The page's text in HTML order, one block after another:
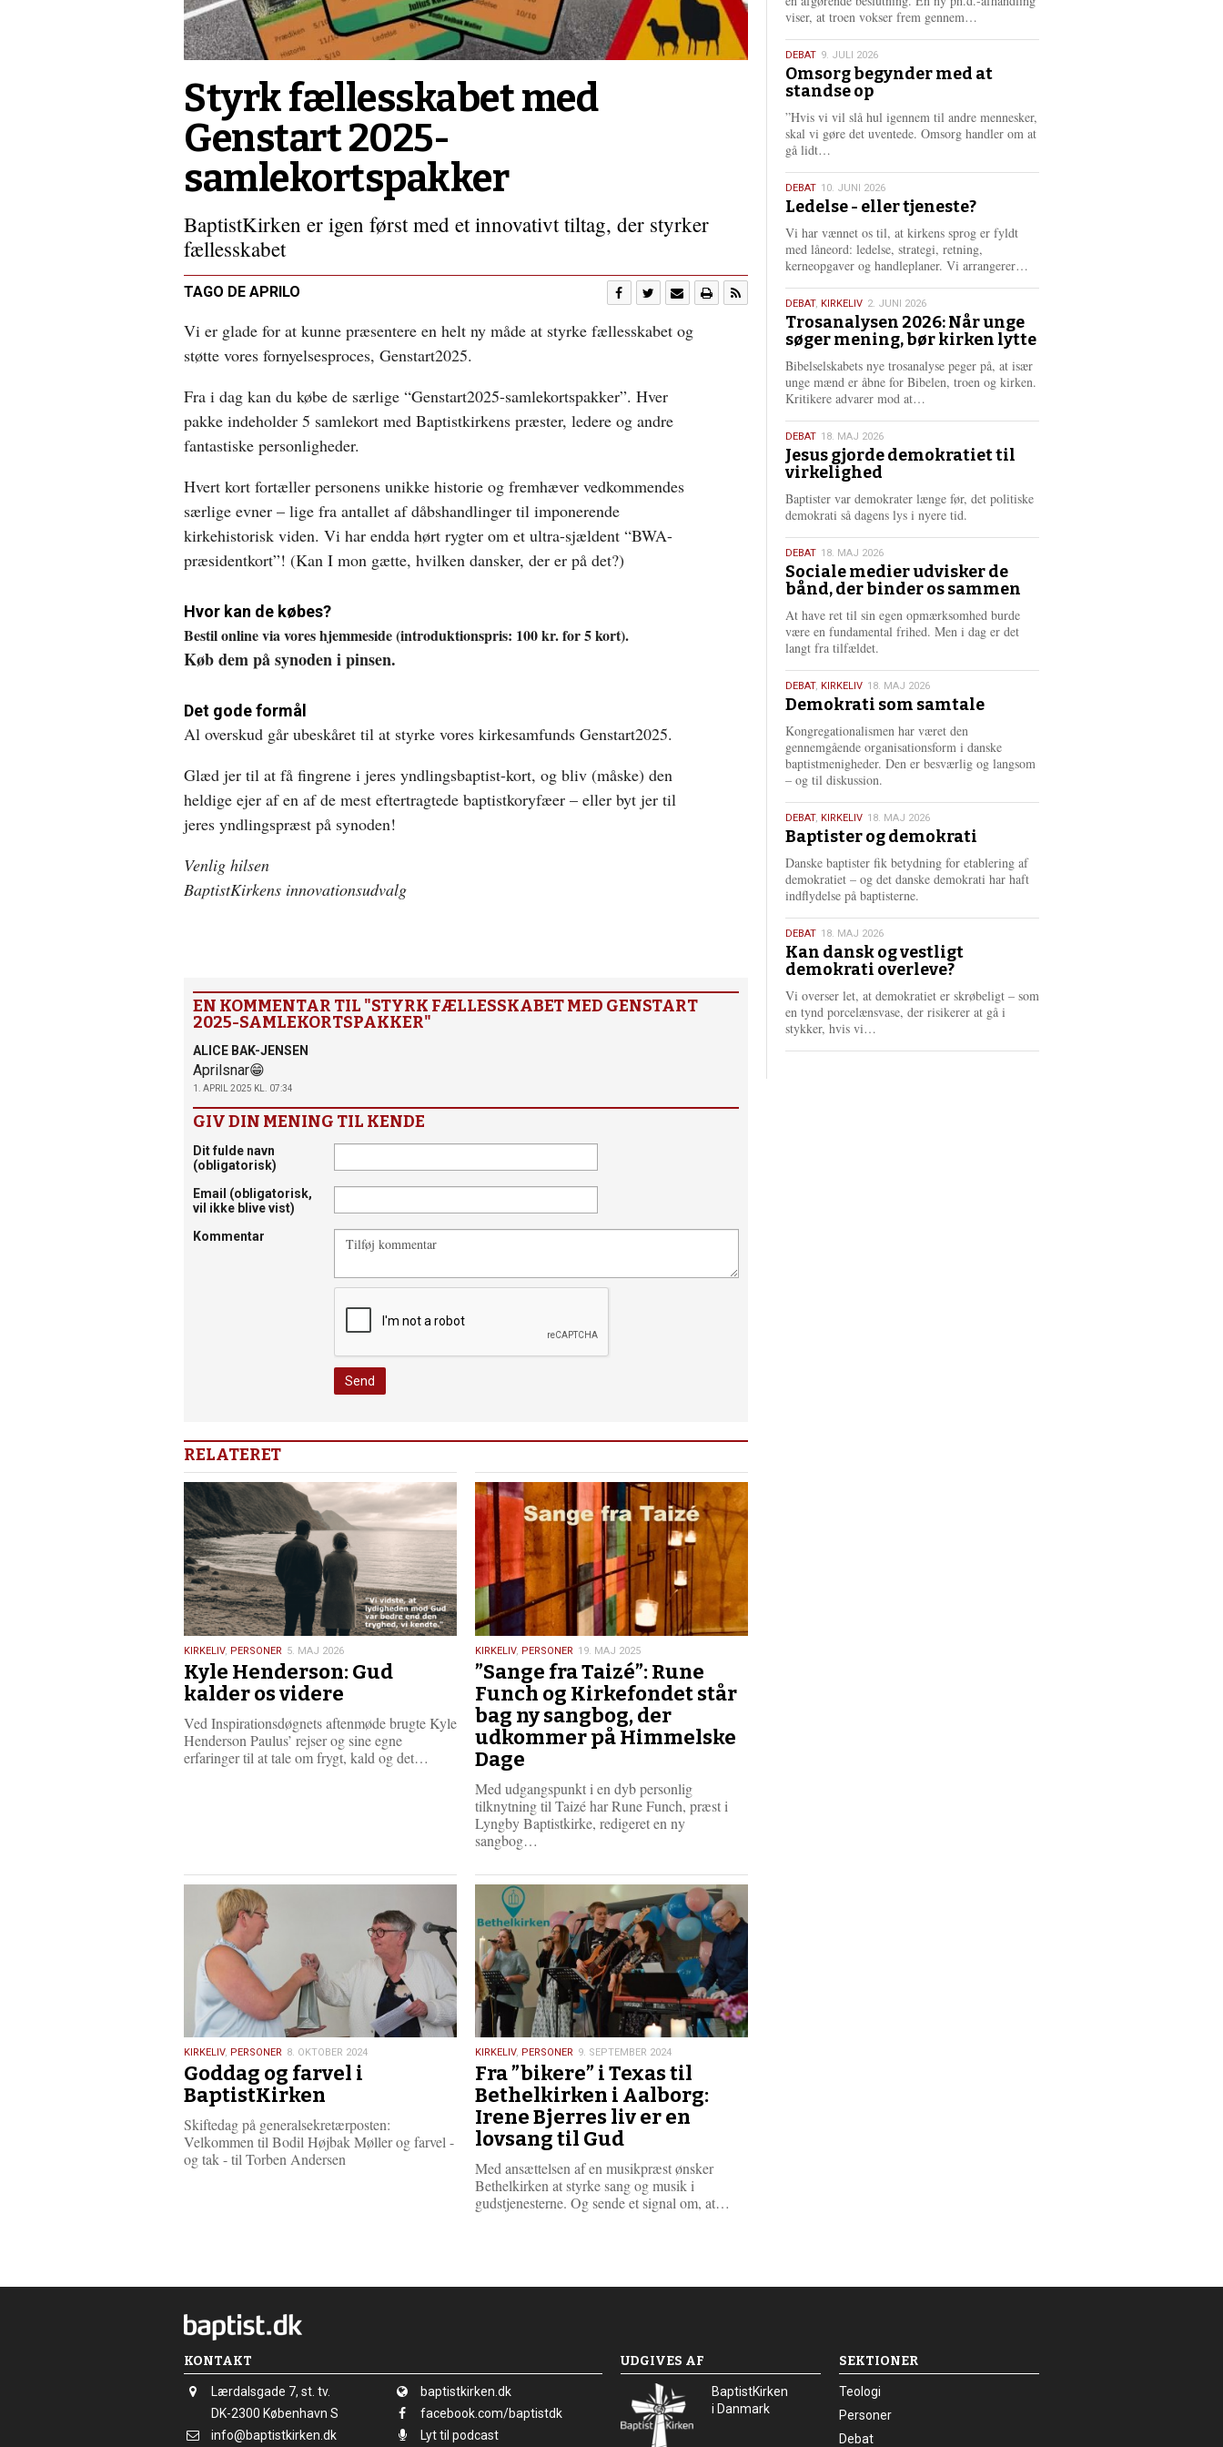
Styrk fællesskabet med
Genstart 2025-
samlekortspakker
BaptistKirken er igen først med et innovativt tiltag, der styrker
fællesskabet
TAGO DE APRILO
Vi er glade for at kunne præsentere en helt ny måde at styrke fællesskabet og
støtte vores fornyelsesproces, Genstart2025.
Fra i dag kan du købe de særlige “Genstart2025-samlekortspakker”. Hver
pakke indeholder 5 samlekort med Baptistkirkens præster, ledere og andre
fantastiske personligheder.
Hvert kort fortæller personens unikke historie og fremhæver vedkommendes
særlige evner – lige fra antallet af dåbshandlinger til imponerende
kirkehistorisk viden. Vi har endda hørt rygter om et ultra-sjældent “BWA-
præsidentkort”! (Kan I mon gætte, hvilken dansker, der er på det?)
Hvor kan de købes?
Bestil online via vores hjemmeside (introduktionspris: 100 kr. for 5 kort).
Køb dem på synoden i pinsen.
Det gode formål
Al overskud går ubeskåret til at styrke vores kirkesamfunds Genstart2025.
Glæd jer til at få fingrene i jeres yndlingsbaptist-kort, og bliv (måske) den
heldige ejer af en af de mest eftertragtede baptistkoryfæer – eller byt jer til
jeres yndlingspræst på synoden!
Venlig hilsen
BaptistKirkens innovationsudvalg
EN KOMMENTAR TIL "STYRK FÆLLESSKABET MED GENSTART
2025-SAMLEKORTSPAKKER"
ALICE BAK-JENSEN
Aprilsnar😁
1. APRIL 2025 KL. 07:34
GIV DIN MENING TIL KENDE
Dit fulde navn
(obligatorisk)
Email (obligatorisk,
vil ikke blive vist)
Kommentar
RELATERET
5.
maj
2026
KIRKELIV, PERSONER 5. MAJ 2026
Kyle Henderson: Gud
kalder os videre
Ved Inspirationsdøgnets aftenmøde brugte Kyle
Henderson Paulus’ rejser og sine egne
erfaringer til at tale om frygt, kald og det…
19.
maj
2025
KIRKELIV, PERSONER 19. MAJ 2025
”Sange fra Taizé”: Rune
Funch og Kirkefondet står
bag ny sangbog, der
udkommer på Himmelske
Dage
Med udgangspunkt i en dyb personlig
tilknytning til Taizé har Rune Funch, præst i
Lyngby Baptistkirke, redigeret en ny
sangbog…L
s
m
r
e
8.
oktober
2024
KIRKELIV, PERSONER 8. OKTOBER 2024
Goddag og farvel i
BaptistKirken
Skiftedag på generalsekretærposten:
Velkommen til Bodil Højbak Møller og farvel -
og tak - til Torben Andersen
9.
september
2024
KIRKELIV, PERSONER 9. SEPTEMBER 2024
Fra ”bikere” i Texas til
Bethelkirken i Aalborg:
Irene Bjerres liv er en
lovsang til Gud
Med ansættelsen af en musikpræst ønsker
Bethelkirken at styrke sang og musik i
gudstjenesterne. Og sende et signal om, at…
r
viser, at troen vokser frem gennem…
e
e
9.
juli
2026
DEBAT 9. JULI 2026
Omsorg begynder med at
standse op
”Hvis vi vil slå hul igennem til andre mennesker,
skal vi gøre det uventede. Omsorg handler om at
gå lidt…
s
e
r
e
10.
juni
2026
DEBAT 10. JUNI 2026
Ledelse - eller tjeneste?
Vi har vænnet os til, at kirkens sprog er fyldt
med låneord: ledelse, strategi, retning,
kerneopgaver og handleplaner. Vi arrangerer…
r
e
2.
juni
2026
DEBAT, KIRKELIV 2. JUNI 2026
Trosanalysen 2026: Når unge
søger mening, bør kirken lytte
Bibelselskabets nye trosanalyse peger på, at især
unge mænd er åbne for Bibelen, troen og kirken.
Kritikere advarer mod at…
e
e
18.
maj
2026
DEBAT 18. MAJ 2026
Jesus gjorde demokratiet til
virkelighed
Baptister var demokrater længe før, det politiske
demokrati så dagens lys i nyere tid.
18.
maj
2026
DEBAT 18. MAJ 2026
Sociale medier udvisker de
bånd, der binder os sammen
At have ret til sin egen opmærksomhed burde
være en fundamental frihed. Men i dag er det
langt fra tilfældet.
18.
maj
2026
DEBAT, KIRKELIV 18. MAJ 2026
Demokrati som samtale
Kongregationalismen har været den
gennemgående organisationsform i danske
baptistmenigheder. Den er besværlig og langsom
– og til diskussion.
18.
maj
2026
DEBAT, KIRKELIV 18. MAJ 2026
Baptister og demokrati
Danske baptister fik betydning for etablering af
demokratiet – og det danske demokrati har haft
indflydelse på baptisterne.
18.
maj
2026
DEBAT 18. MAJ 2026
Kan dansk og vestligt
demokrati overleve?
Vi overser let, at demokratiet er skrøbeligt – som
en tynd porcelænsvase, der risikerer at gå i
stykker, hvis vi…
KONTAKT
Adresse:
Lærdalsgade 7, st. tv.
Adresse:
DK-2300 København S
Send
info@baptistkirken.dk
baptistkirken.dk
Facebook:
facebook.com/baptistdk
Lyt til podcast
UDGIVES AF
BaptistKirken
i Danmark
SEKTIONER
24.0:
Teologi
25.0:
Personer
26.0:
Debat